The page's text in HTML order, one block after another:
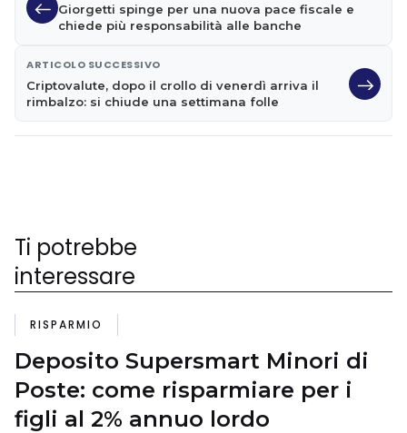
Giorgetti spinge per una nuova pace fiscale e
chiede più responsabilità alle banche
ARTICOLO SUCCESSIVO
Criptovalute, dopo il crollo di venerdì arriva il
rimbalzo: si chiude una settimana folle
Ti potrebbe
interessare
RISPARMIO
Deposito Supersmart Minori di
Poste: come risparmiare per i
figli al 2% annuo lordo